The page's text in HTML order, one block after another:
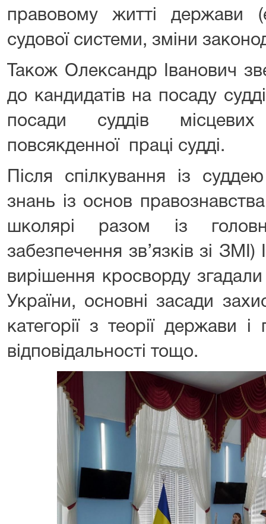
правовому житті держави
судової системи, зміни
Також Олександр Іванович
до кандидатів на посаду
посади суддів місцевих
повсякденної праці судді.
Після спілкування із
знань із основ
школярі разом із
забезпечення зв’язків зі
вирішення кросворду
України, основні засади
категорії з теорії держави
відповідальності тощо.